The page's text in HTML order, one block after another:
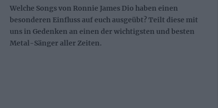
Welche Songs von Ronnie James Dio haben einen
besonderen Einfluss auf euch ausgeübt? Teilt diese mit
uns in Gedenken an einen der wichtigsten und besten
Metal-Sänger aller Zeiten.